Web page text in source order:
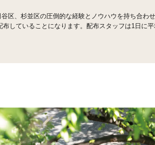
区、杉並区の圧倒的な経験とノウハウを持ち合わ
していることになります。配布スタッフは1日に